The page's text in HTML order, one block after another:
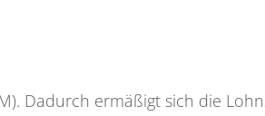
Dadurch ermäßigt sich die